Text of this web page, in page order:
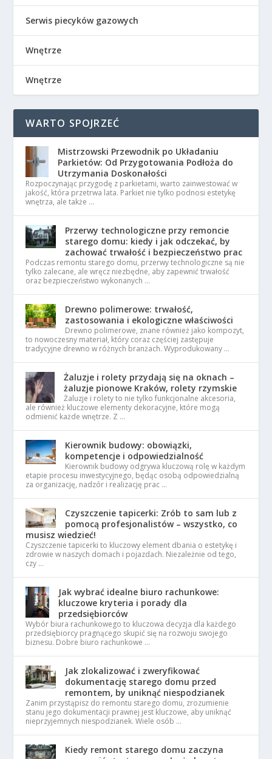
Serwis piecyków gazowych
Wnętrze
Wnętrze
WARTO SPOJRZEĆ
Mistrzowski Przewodnik po Układaniu
Parkietów: Od Przygotowania Podłoża do
Utrzymania Doskonałości
Rozpoczynając przygodę z parkietami, warto zainwestować w
jakość, która przetrwa lata. Parkiet nie tylko podnosi estetykę
wnętrza, ale także …
Przerwy technologiczne przy remoncie
starego domu: kiedy i jak odczekać, by
zachować trwałość i bezpieczeństwo prac
Podczas remontu starego domu, przerwy technologiczne są nie
tylko zalecane, ale wręcz niezbędne, aby zapewnić trwałość
oraz bezpieczeństwo wykonanych …
Drewno polimerowe: trwałość,
zastosowania i ekologiczne właściwości
Drewno polimerowe, znane również jako kompozyt,
to nowoczesny materiał, który coraz częściej zastępuje
tradycyjne drewno w różnych branżach. Wyprodukowany …
Żaluzje i rolety przydają się na oknach –
żaluzje pionowe Kraków, rolety rzymskie
Żaluzje i rolety to nie tylko funkcjonalne akcesoria,
ale również kluczowe elementy dekoracyjne, które mogą
odmienić każde wnętrze. Z …
Kierownik budowy: obowiązki,
kompetencje i odpowiedzialność
Kierownik budowy odgrywa kluczową rolę w każdym
etapie procesu inwestycyjnego, będąc osobą odpowiedzialną
za organizację, nadzór i realizację prac …
Czyszczenie tapicerki: Zrób to sam lub z
pomocą profesjonalistów – wszystko, co
musisz wiedzieć!
Czyszczenie tapicerki to kluczowy element dbania o estetykę i
zdrowie w naszych domach i pojazdach. Niezależnie od tego,
czy …
Jak wybrać idealne biuro rachunkowe:
kluczowe kryteria i porady dla
przedsiębiorców
Wybór biura rachunkowego to kluczowa decyzja dla każdego
przedsiębiorcy pragnącego skupić się na rozwoju swojego
biznesu. Dobre biuro rachunkowe …
Jak zlokalizować i zweryfikować
dokumentację starego domu przed
remontem, by uniknąć niespodzianek
Zanim przystąpisz do remontu starego domu, zrozumienie
stanu jego dokumentacji prawnej jest kluczowe, aby uniknąć
nieprzyjemnych niespodzianek. Wiele osób …
Kiedy remont starego domu zaczyna